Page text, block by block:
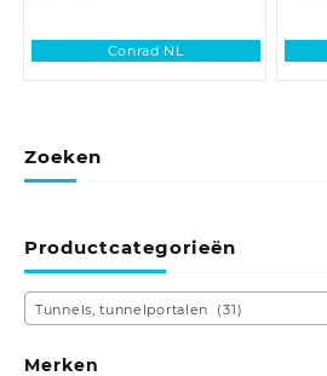
Conrad NL
Zoeken
Productcategorieën
Tunnels, tunnelportalen (31)
Merken